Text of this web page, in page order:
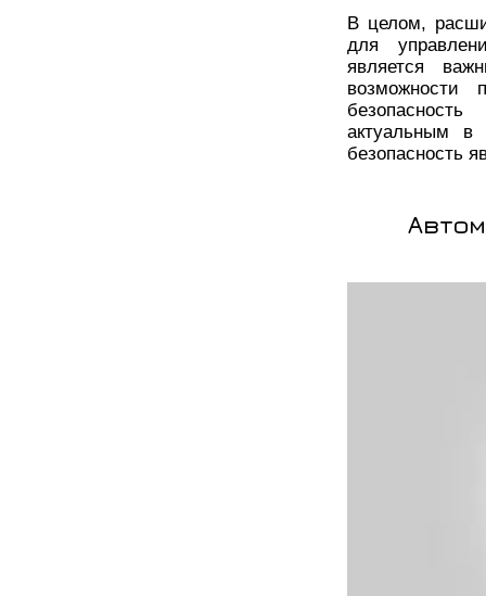
В целом,
для
является
возможности
актуальным в
безопасность